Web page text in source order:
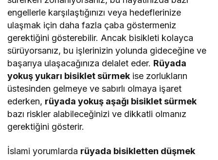
engellerle karşılaştığınızı veya hedeflerinize
ulaşmak için daha fazla çaba göstermeniz
gerektiğini gösterebilir. Ancak bisikleti kolayca
sürüyorsanız, bu işlerinizin yolunda gideceğine ve
başarıya ulaşacağınıza delalet eder. Rüyada
yokuş yukarı bisiklet sürmek ise zorlukların
üstesinden gelmeye ve sabırlı olmaya işaret
ederken, rüyada yokuş aşağı bisiklet sürmek
bazı riskler alabileceğinizi ve dikkatli olmanız
gerektiğini gösterir.
İslami yorumlarda rüyada bisikletten düşmek